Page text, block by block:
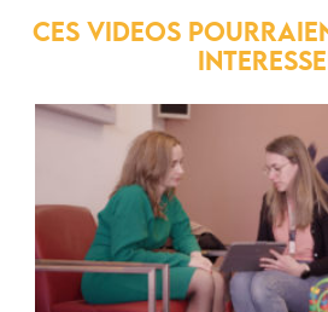
CES VIDEOS
Intervalles